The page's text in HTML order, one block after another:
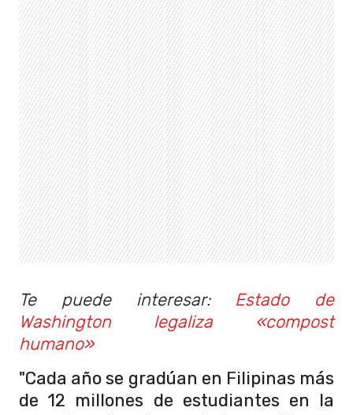
Te puede interesar: Estado de
Washington legaliza «compost
humano»
"Cada año se gradúan en Filipinas más
de 12 millones de estudiantes en la